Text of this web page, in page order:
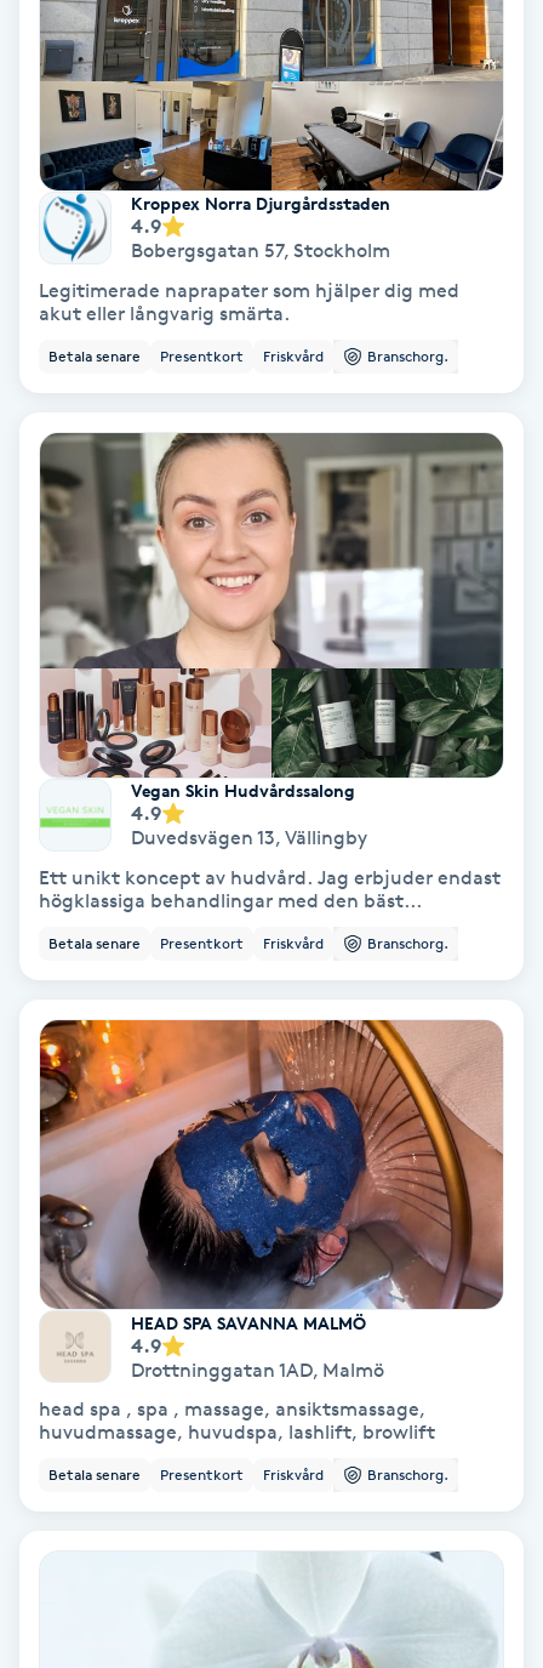
Kemisk peeling
Keratinbehandling
Kinesiologi
Kinesisk medicin
Kiropraktik
Klangmassage
Klippning & Slingor
Klippning ungdom
Koppningsmassage
Kosmetisk tatuering
Kostrådgivning
Kroppsinpackning
Kroppspeeling
Kärlbehandling
Laserbehandling
Lashlift Keratin
LED-ljusterapi
Liktornar
LPG
LPG-behandling
Kroppex Norra Djurgårdsstaden
4.9
Bobergsgatan 57, Stockholm
Legitimerade naprapater som hjälper dig med
akut eller långvarig smärta.
Betala senare Presentkort Friskvård Branschorg.
Vegan Skin Hudvårdssalong
4.9
Duvedsvägen 13, Vällingby
Ett unikt koncept av hudvård. Jag erbjuder endast
högklassiga behandlingar med den bäst...
Betala senare Presentkort Friskvård Branschorg.
HEAD SPA SAVANNA MALMÖ
4.9
Drottninggatan 1AD, Malmö
head spa , spa , massage, ansiktsmassage,
huvudmassage, huvudspa, lashlift, browlift
Betala senare Presentkort Friskvård Branschorg.